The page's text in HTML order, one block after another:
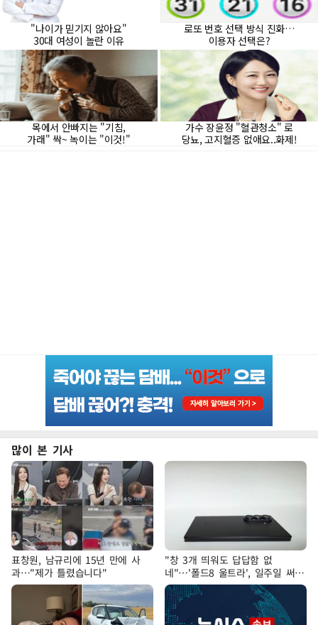
많이 본 기사
표창원, 남규리에 15년 만에 사
과…"제가 틀렸습니다"
"창 3개 띄워도 답답함 없
네"…'폴드8 울트라', 일주일 써보
니